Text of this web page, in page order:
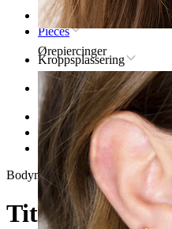
Ørepiercinger
Hjem
Pieces
Kroppsplassering
Øre
Helix
Titan piercingsmykker til
Titanlabret med
Bodymod Trend
Titanlabret